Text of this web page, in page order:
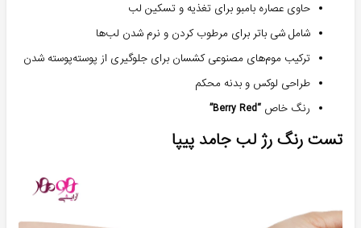
حاوی عصاره بامبو برای تغذیه و تسکین لب
شامل شی باتر برای مرطوب کردن و نرم شدن لب‌ها
ترکیب موم‌های مصنوعی کشسان برای جلوگیری از پوسته‌پوسته شدن
طراحی لوکس و بدنه محکم
رنگ خاص “Berry Red”
تست رنگ رژ لب جامد پیپا